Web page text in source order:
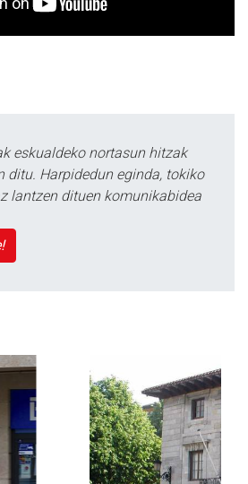
eskualdeko nortasun hitzak
ditu. Harpidedun eginda, tokiko
lantzen dituen komunikabidea